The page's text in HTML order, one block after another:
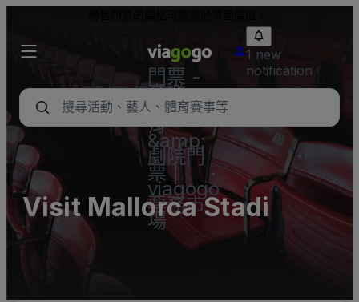
門票 -
音樂
會、體
育
&amp;
劇院門
票 |
viagogo
票務市
場
1 new
notification
Visit Mallorca Stadi